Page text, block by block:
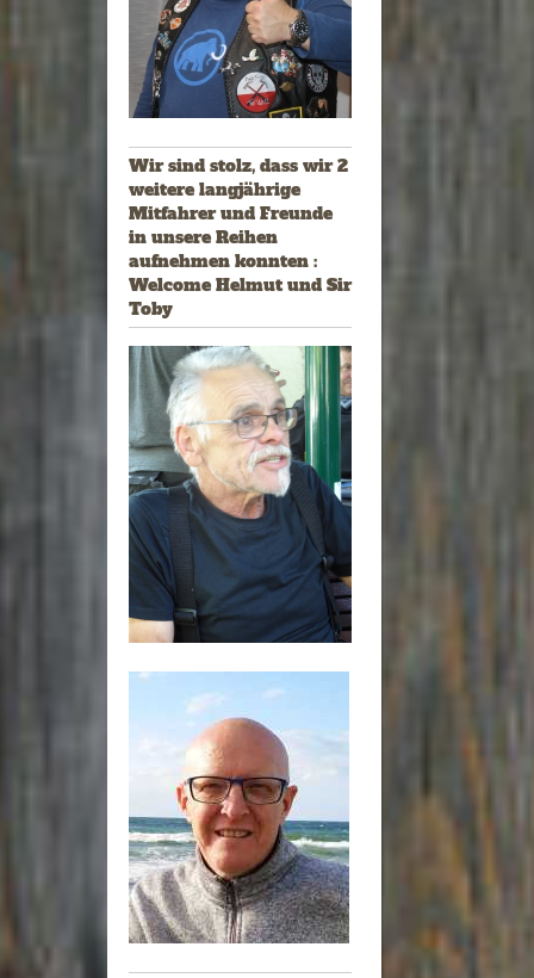
Wir sind stolz, dass wir 2
weitere langjährige
Mitfahrer und Freunde
in unsere Reihen
aufnehmen konnten :
Welcome Helmut und Sir
Toby